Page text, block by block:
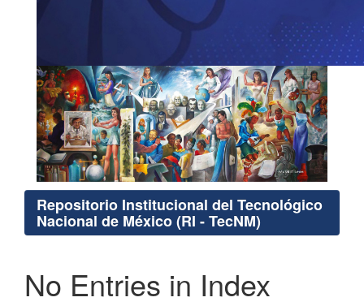
Repositorio Institucional del Tecnológico
Nacional de México (RI - TecNM)
No Entries in Index